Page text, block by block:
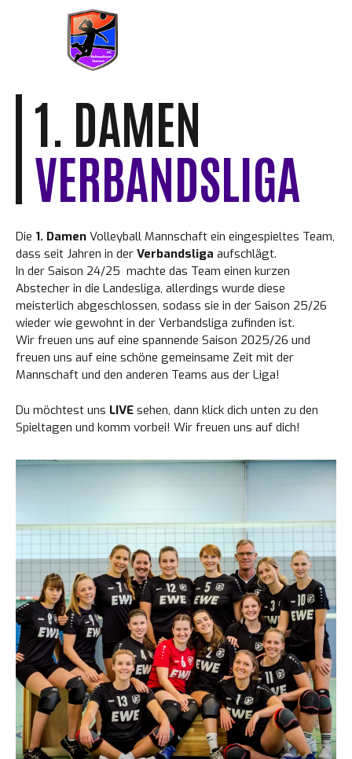
1. DAMEN
VERBANDSLIGA
Die 1. Damen Volleyball Mannschaft ein eingespieltes Team,
dass seit Jahren in der Verbandsliga aufschlägt.
In der Saison 24/25 machte das Team einen kurzen
Abstecher in die Landesliga, allerdings wurde diese
meisterlich abgeschlossen, sodass sie in der Saison 25/26
wieder wie gewohnt in der Verbandsliga zufinden ist.
Wir freuen uns auf eine spannende Saison 2025/26 und
freuen uns auf eine schöne gemeinsame Zeit mit der
Mannschaft und den anderen Teams aus der Liga!
Du möchtest uns LIVE sehen, dann klick dich unten zu den
Spieltagen und komm vorbei! Wir freuen uns auf dich!